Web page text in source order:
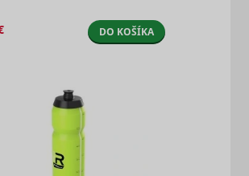
DO KOŠÍKA